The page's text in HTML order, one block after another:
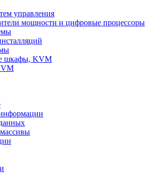
управления
мощности и цифровые процессоры
шкафы, KVM